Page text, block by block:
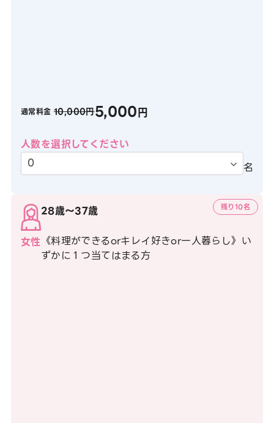
通常料金 10,000円5,000円
人数を選択してください
名
女性
28歳〜37歳
《料理ができるorキレイ好きor一人暮らし》い
ずかに１つ当てはまる方
残り10名